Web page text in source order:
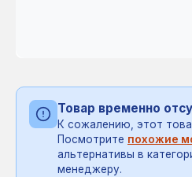
Товар временно
К сожалению, этот
Посмотрите похожие
альтернативы в
менеджеру.